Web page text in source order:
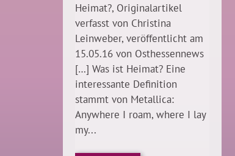
Heimat?, Originalartikel
verfasst von Christina
Leinweber, veröffentlicht am
15.05.16 von Osthessennews
[…] Was ist Heimat? Eine
interessante Definition
stammt von Metallica:
Anywhere I roam, where I lay
my...